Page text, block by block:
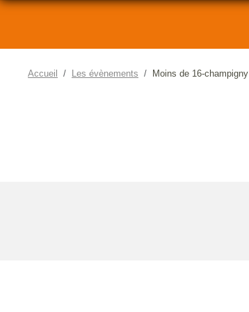
Accueil Les évènements Moins de 16-champigny